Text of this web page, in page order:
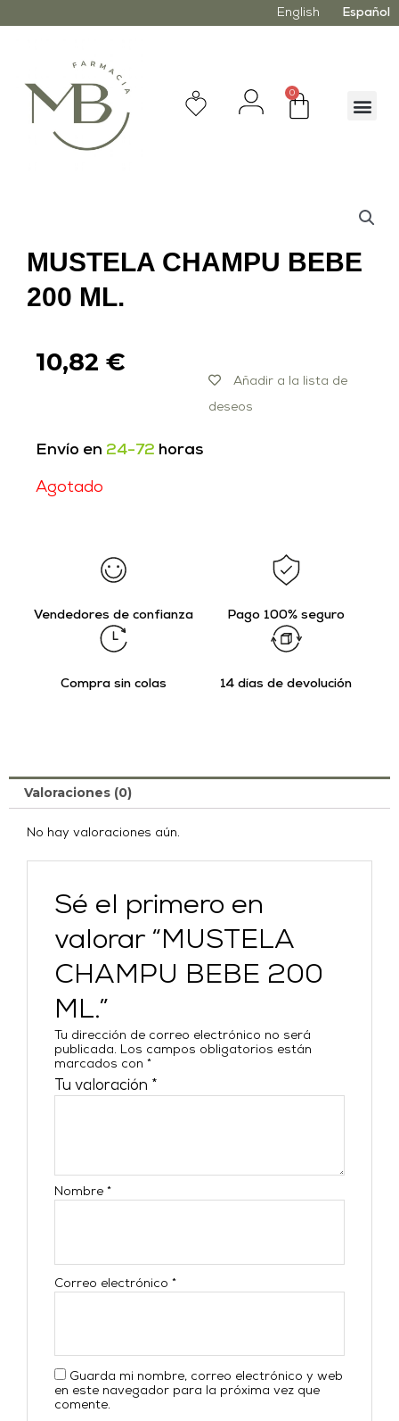
English Español
0
MUSTELA CHAMPU BEBE
200 ML.
10,82 €
Añadir a la lista de
deseos
Envío en 24-72 horas
Agotado
Vendedores de confianza Pago 100% seguro
Compra sin colas 14 días de devolución
Valoraciones (0)
No hay valoraciones aún.
Sé el primero en
valorar “MUSTELA
CHAMPU BEBE 200
ML.”
Tu dirección de correo electrónico no será
publicada. Los campos obligatorios están
marcados con*
Tu valoración *
Nombre*
Correo electrónico*
Guarda mi nombre, correo electrónico y web
en este navegador para la próxima vez que
comente.